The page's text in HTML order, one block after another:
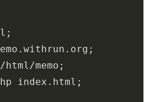
memo;
index.html;